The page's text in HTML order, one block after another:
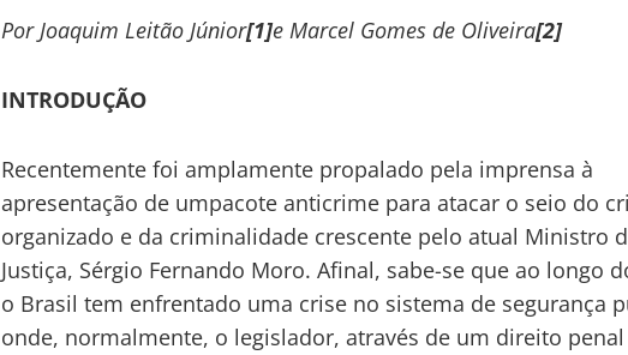
Por Joaquim Leitão Júnior[1]e Marcel Gomes de Oliveira[2]
INTRODUÇÃO
Recentemente foi amplamente propalado pela imprensa à
apresentação de umpacote anticrime para atacar o seio do
organizado e da criminalidade crescente pelo atual Ministro
Justiça, Sérgio Fernando Moro. Afinal, sabe-se que ao longo
o Brasil tem enfrentado uma crise no sistema de segurança
onde, normalmente, o legislador, através de um direito